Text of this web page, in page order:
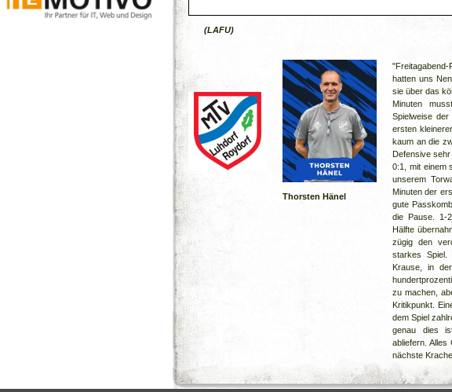
(LAFU)
Thorsten Hänel
hatten uns
sie über das
Minuten
Spielweise
ersten
kaum an die
Defensive
0:1, mit einem
unserem
Minuten der
gute
die Pause. 1-
Hälfte
zügig den
starkes
Krause, in
zu machen,
Kritikpunkt.
dem Spiel
genau dies
abliefern.
nächste